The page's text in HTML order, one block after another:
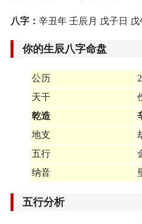
八字： 辛丑年 壬辰月 戊子日 戊
你的生辰八字命盘
公历
天干
乾造
地支
五行
纳音
五行分析